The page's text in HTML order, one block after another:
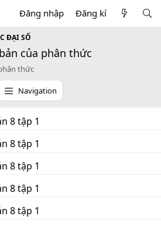
Đăng nhập Đăng kí
ĐẠI SỐ
của phân thức
thức
Navigation
8 tập 1
8 tập 1
8 tập 1
8 tập 1
8 tập 1